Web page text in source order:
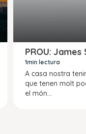
PROU: James
1min lectura
A casa nostra
que tenen molt
el món...